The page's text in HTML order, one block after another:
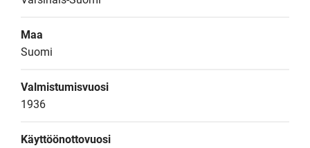
Maa
Suomi
Valmistumisvuosi
1936
Käyttöönottovuosi